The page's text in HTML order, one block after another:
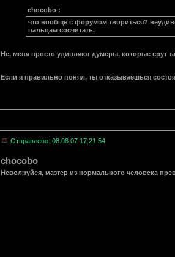
chocobo :
что вообще с форумом твориться?
пальцам сосчитать.
Не, меня просто удивляют думеры, которые срут
Если я правильно понял, ты отказываешься
Отправлено: 08.08.07 17:21:54
chocobo
Неволнуйся, мазтер из нормального человека